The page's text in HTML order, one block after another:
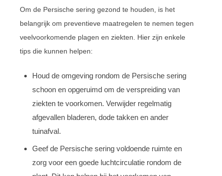
Om de Persische sering gezond te houden, is het
belangrijk om preventieve maatregelen te nemen tegen
veelvoorkomende plagen en ziekten. Hier zijn enkele
tips die kunnen helpen:
Houd de omgeving rondom de Persische sering
schoon en opgeruimd om de verspreiding van
ziekten te voorkomen. Verwijder regelmatig
afgevallen bladeren, dode takken en ander
tuinafval.
Geef de Persische sering voldoende ruimte en
zorg voor een goede luchtcirculatie rondom de